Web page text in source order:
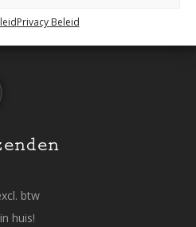
Privacy Beleid
btw
huis!